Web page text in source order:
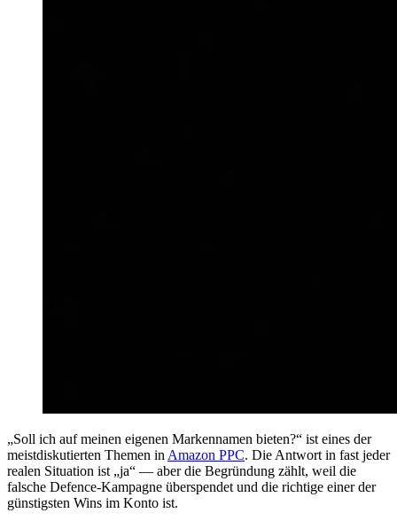
„Soll ich auf meinen eigenen Markennamen bieten?“ ist eines der
meistdiskutierten Themen in Amazon PPC. Die Antwort in fast jeder
realen Situation ist „ja“ — aber die Begründung zählt, weil die
falsche Defence-Kampagne überspendet und die richtige einer der
günstigsten Wins im Konto ist.